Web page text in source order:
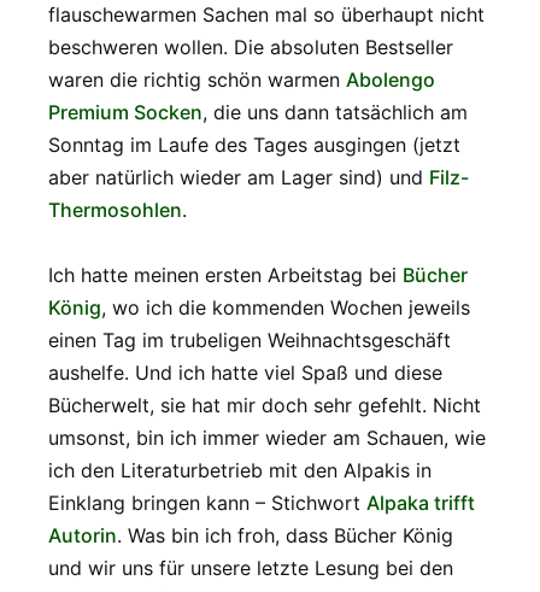
flauschewarmen Sachen mal so überhaupt nicht
beschweren wollen. Die absoluten Bestseller
waren die richtig schön warmen Abolengo
Premium Socken, die uns dann tatsächlich am
Sonntag im Laufe des Tages ausgingen (jetzt
aber natürlich wieder am Lager sind) und Filz-
Thermosohlen.
Ich hatte meinen ersten Arbeitstag bei Bücher
König, wo ich die kommenden Wochen jeweils
einen Tag im trubeligen Weihnachtsgeschäft
aushelfe. Und ich hatte viel Spaß und diese
Bücherwelt, sie hat mir doch sehr gefehlt. Nicht
umsonst, bin ich immer wieder am Schauen, wie
ich den Literaturbetrieb mit den Alpakis in
Einklang bringen kann – Stichwort Alpaka trifft
Autorin. Was bin ich froh, dass Bücher König
und wir uns für unsere letzte Lesung bei den